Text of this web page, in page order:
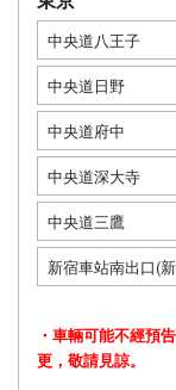
中央道八王子
中央道日野
中央道府中
中央道深大寺
中央道三鷹
新宿車站南出口(
・車輛可能不經預
更，敬請見諒。